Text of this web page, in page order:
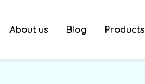
About us Blog Products